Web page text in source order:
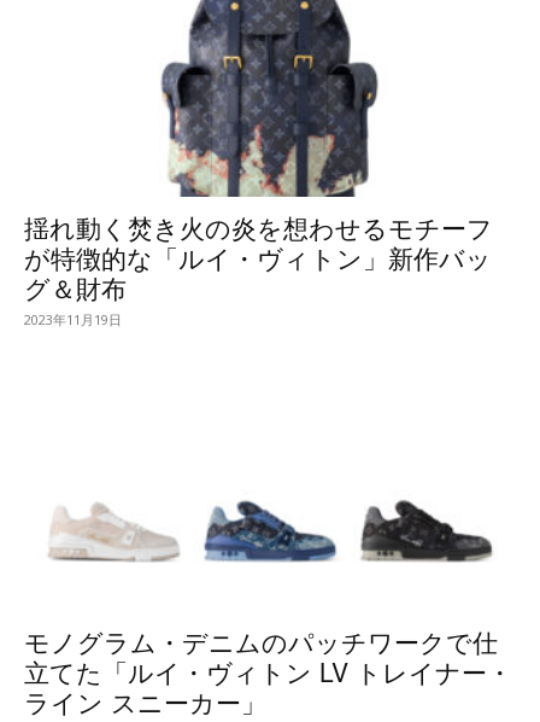
揺れ動く焚き火の炎を想わせるモチーフ
が特徴的な「ルイ・ヴィトン」新作バッ
グ＆財布
2023年11月19日
モノグラム・デニムのパッチワークで仕
立てた「ルイ・ヴィトン LV トレイナー・
ライン スニーカー」